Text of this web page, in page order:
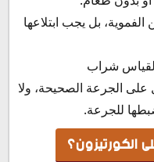
بل يجب ابتلاعها
لقياس شراب
الجرعة الصحيحة، ولا
للجرعة.
الكورتيزون؟